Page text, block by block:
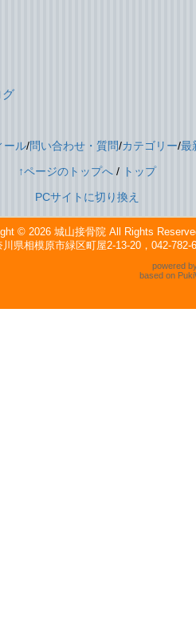
ール/問い合わせ・質問/カテゴリー/最
↑ページのトップへ/ トップ
PCサイトに切り換え
© 2026 城山接骨院All Rights
県相模原市緑区町屋2-13-20，042-782-
powered
based on